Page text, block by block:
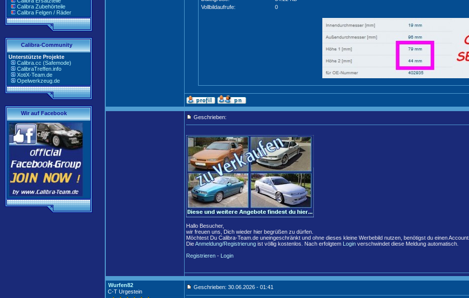
Calibra Zubehörteile
Calibra Felgen / Räder
Calibra-Community
Unterstützte Projekte
Calibra.cc (Safemode)
CalibraTreffen.info
XotiX-Team.de
Opelwerkzeug.de
Wir auf Facebook
Vollbildaufrufe:
0
Geschrieben:
Hallo Besucher,
wir freuen uns, Dich wieder hier begrüßen zu dürfen.
Möchtest Du Calibra-Team.de uneingeschränkt und ohne dieses kleine Werbebild nutzen, benötigst du einen Account.
DieAnmeldung/Registrierung ist völlig kostenlos. Nach erfolgtem Login verschwindet diese Meldung automatisch.
Registrieren - Login
Wurfen82
C-T Urgestein
Geschrieben: 30.06.2026 - 01:41